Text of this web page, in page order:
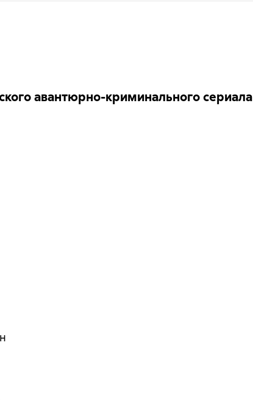
авантюрно-криминального сериала